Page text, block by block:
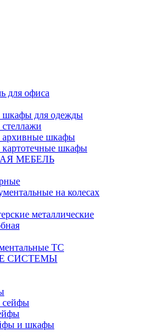
для офиса
шкафы для одежды
архивные шкафы
картотечные шкафы
МЕБЕЛЬ
на колесах
металлические
ТС
СИСТЕМЫ
сейфы
и шкафы